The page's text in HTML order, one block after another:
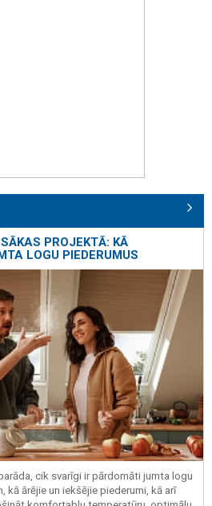
PROJEKTĀ: KĀ
LOGU PIEDERUMUS
cik svarīgi ir pārdomāti jumta logu
kā ārējie un iekšējie piederumi, kā arī